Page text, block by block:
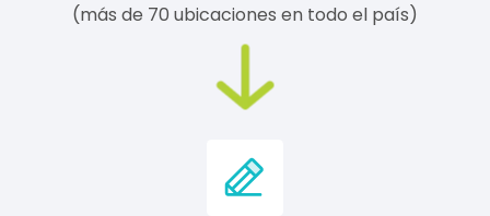
(más de 70 ubicaciones en todo el país)